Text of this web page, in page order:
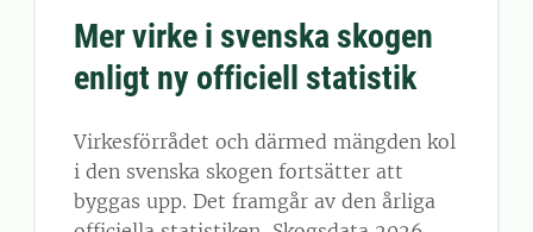
Mer virke i svenska skogen
enligt ny officiell statistik
Virkesförrådet och därmed mängden kol
i den svenska skogen fortsätter att
byggas upp. Det framgår av den årliga